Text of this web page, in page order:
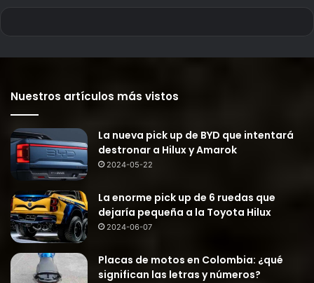
Nuestros artículos más vistos
La nueva pick up de BYD que intentará
destronar a Hilux y Amarok
2024-05-22
La enorme pick up de 6 ruedas que
dejaría pequeña a la Toyota Hilux
2024-06-07
Placas de motos en Colombia: ¿qué
significan las letras y números?